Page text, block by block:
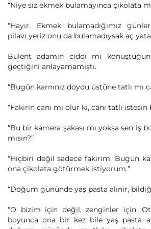
“Niye siz ekmek bulamayınca çikolata
“Hayır. Ekmek bulamadığımız
pilavı yeriz onu da bulamadıysak aç
Bülent adamın ciddi mi
geçtiğini anlayamamıştı.
“Bugün karnınız doydu üstüne tatlı mı
“Fakirin canı mı olur ki, canı tatlı istesin
“Bu bir kamera şakası mı yoksa sen iş
mısın?”
“Hiçbiri değil sadece fakirim. Bugün
ona çikolata götürmek istiyorum.”
“Doğum gününde yaş pasta alınır,
“O bizim için değil, zenginler için.
boyunca ona bir kez bile yaş pasta